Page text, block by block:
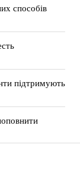
способів
підтримують